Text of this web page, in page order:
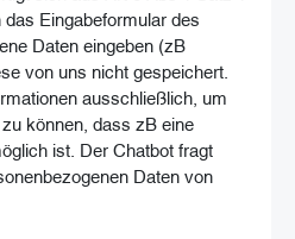
das Eingabeformular des
Daten eingeben (zB
von uns nicht gespeichert.
ausschließlich, um
können, dass zB eine
ist. Der Chatbot fragt
Daten von